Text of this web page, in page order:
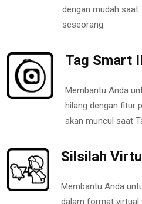
dengan mudah saat
seseorang.
Tag Smart
Membantu Anda
hilang dengan fitur
akan muncul saat
Silsilah
Membantu Anda
dalam format virtual